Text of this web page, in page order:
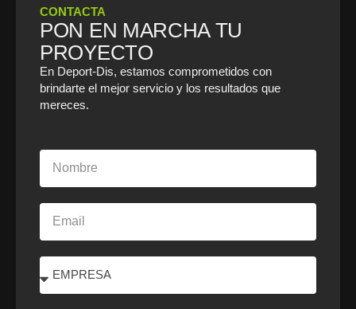
CONTACTA
PON EN MARCHA TU
PROYECTO
En Deport-Dis, estamos comprometidos con
brindarte el mejor servicio y los resultados que
mereces.
Nombre
Email
Select